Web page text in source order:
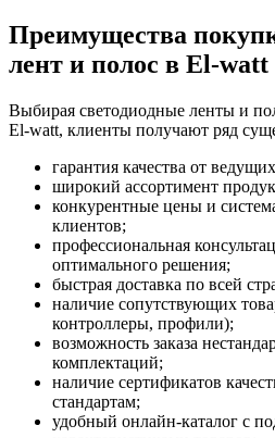
Преимущества
лент и полос в El-watt
Выбирая светодиодные ленты и
El-watt, клиенты получают ряд
гарантия качества от
широкий ассортимент
конкурентные цены и
клиентов;
профессиональная
оптимального решения;
быстрая доставка по всей
наличие сопутствующих
контроллеры, профили);
возможность заказа
комплектаций;
наличие сертификатов
стандартам;
удобный онлайн-каталог с